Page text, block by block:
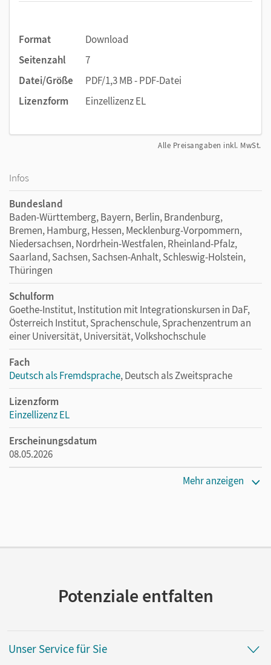
Format
Download
Seitenzahl
7
Datei/Größe
PDF/1,3 MB - PDF-Datei
Lizenzform
Einzellizenz EL
Alle Preisangaben inkl. MwSt.
Infos
Bundesland
Baden-Württemberg, Bayern, Berlin, Brandenburg,
Bremen, Hamburg, Hessen, Mecklenburg-Vorpommern,
Niedersachsen, Nordrhein-Westfalen, Rheinland-Pfalz,
Saarland, Sachsen, Sachsen-Anhalt, Schleswig-Holstein,
Thüringen
Schulform
Goethe-Institut, Institution mit Integrationskursen in DaF,
Österreich Institut, Sprachenschule, Sprachenzentrum an
einer Universität, Universität, Volkshochschule
Fach
Deutsch als Fremdsprache, Deutsch als Zweitsprache
Lizenzform
Einzellizenz EL
Erscheinungsdatum
08.05.2026
Mehr anzeigen
Potenziale entfalten
Unser Service für Sie